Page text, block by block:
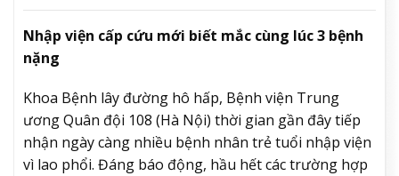
Nhập viện cấp cứu mới biết mắc cùng lúc 3 bệnh
nặng
Khoa Bệnh lây đường hô hấp, Bệnh viện Trung
ương Quân đội 108 (Hà Nội) thời gian gần đây tiếp
nhận ngày càng nhiều bệnh nhân trẻ tuổi nhập viện
vì lao phổi. Đáng báo động, hầu hết các trường hợp